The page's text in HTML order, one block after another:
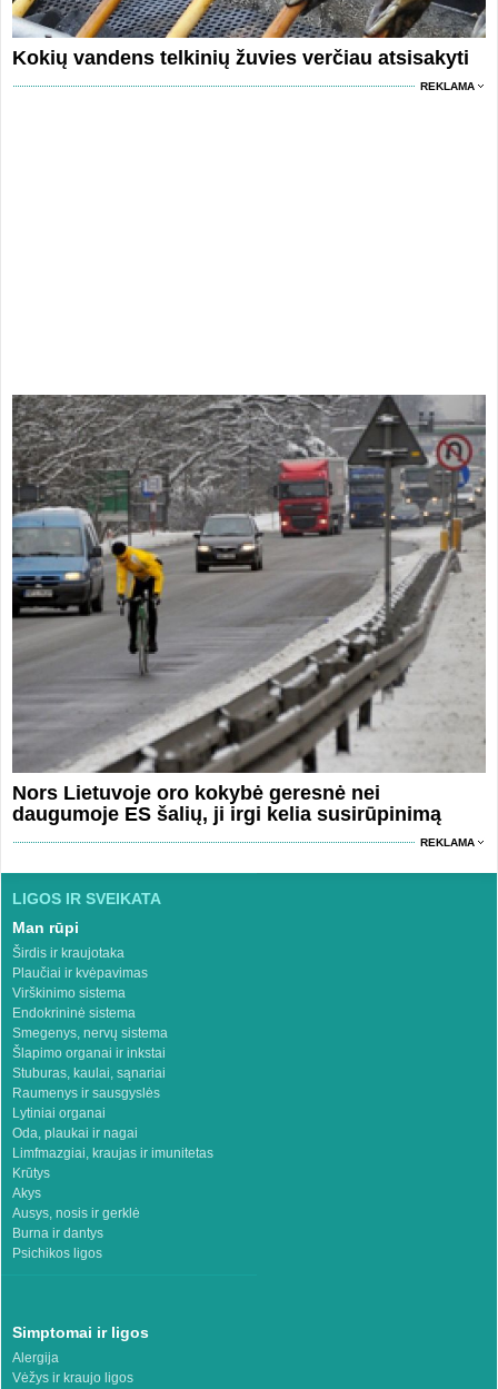
Kokių vandens telkinių žuvies verčiau atsisakyti
REKLAMA
Nors Lietuvoje oro kokybė geresnė nei
daugumoje ES šalių, ji irgi kelia susirūpinimą
REKLAMA
LIGOS IR SVEIKATA
Man rūpi
Širdis ir kraujotaka
Plaučiai ir kvėpavimas
Virškinimo sistema
Endokrininė sistema
Smegenys, nervų sistema
Šlapimo organai ir inkstai
Stuburas, kaulai, sąnariai
Raumenys ir sausgyslės
Lytiniai organai
Oda, plaukai ir nagai
Limfmazgiai, kraujas ir imunitetas
Krūtys
Akys
Ausys, nosis ir gerklė
Burna ir dantys
Psichikos ligos
Simptomai ir ligos
Alergija
Vėžys ir kraujo ligos